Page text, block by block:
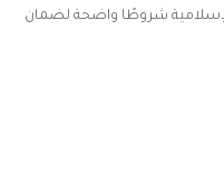
شروطًا واضحة لضمان